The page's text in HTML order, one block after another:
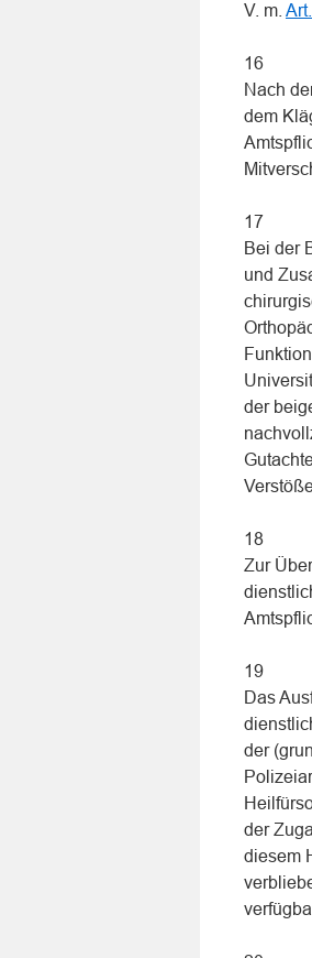
V. m.
16
Nach
dem
17
Bei der
und
der
18
Zur
19
Das
der
der
diesem